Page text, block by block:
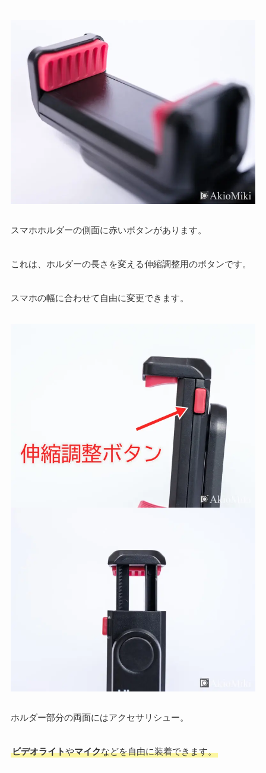
スマホホルダーの側面に赤いボタンがあります。
これは、ホルダーの長さを変える伸縮調整用のボタンです。
スマホの幅に合わせて自由に変更できます。
ホルダー部分の両面にはアクセサリシュー。
ビデオライトやマイクなどを自由に装着できます。